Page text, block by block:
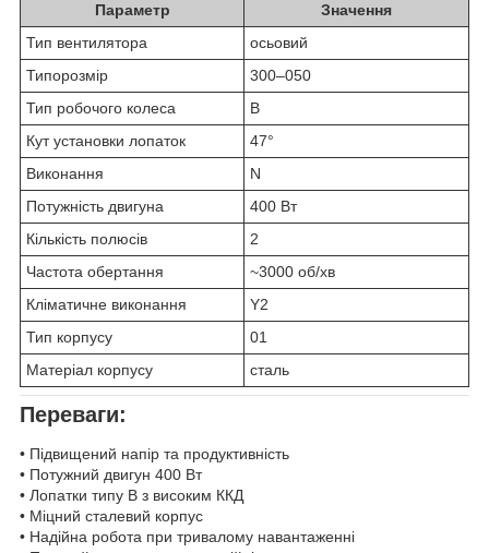
Параметр
Значення
Тип вентилятора
осьовий
Типорозмір
300–050
Тип робочого колеса
B
Кут установки лопаток
47°
Виконання
N
Потужність двигуна
400 Вт
Кількість полюсів
2
Частота обертання
~3000 об/хв
Кліматичне виконання
Y2
Тип корпусу
01
Матеріал корпусу
сталь
Переваги:
• Підвищений напір та продуктивність
• Потужний двигун 400 Вт
• Лопатки типу B з високим ККД
• Міцний сталевий корпус
• Надійна робота при тривалому навантаженні